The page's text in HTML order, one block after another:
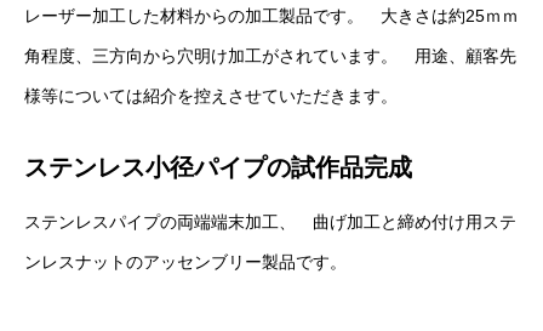
レーザー加工した材料からの加工製品です。 大きさは約25ｍｍ
角程度、三方向から穴明け加工がされています。 用途、顧客先
様等については紹介を控えさせていただきます。
ステンレス小径パイプの試作品完成
ステンレスパイプの両端端末加工、 曲げ加工と締め付け用ステ
ンレスナットのアッセンブリー製品です。